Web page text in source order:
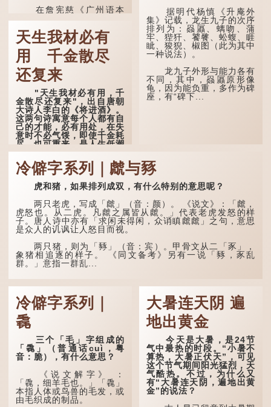
在詹宪慈《广州语本
语有曰『一个银钱大夿
夿』。」
「夿」形​​容大，「一个
银钱大夿夿」，就形容金钱
数量之大了。 「大夿夿十
万蚊」，就是说十万元是一
笔大数目了。...
天生我材必有
用 千金散尽
还复来
"天生我材必有用，千
金散尽还复来"，出自唐朝
大诗人李白的《将进酒》。
这两句诗寓意每个人都有自
己的才能，必有用处，在失
意时不必气馁，即使千金耗
尽，也可重来，是人生低潮
时激励向上的名句。
原诗写道："人生得意
须尽欢，莫使金樽空对月。
天生我材必有用，千金散尽
会须一饮三百杯。" 意思是
说：上天给了我才能，必然
有用到的地方；即使千金散
去，也终会重新得到。
李白作此诗时，大约是
天宝十一年。当时他已被唐
玄宗赐金放还约八年，这期
据明代杨慎《升庵外
集》记载，龙生九子的次序
排列为：赑屭、螭吻、蒲
牢、狴犴、饕餮、蚣蝮、睚
眦、狻猊、椒图（此为其中
一种说法）。
龙九子外形与能力各有
不同，其中，赑屭原形像
龟，因为能负重，多作为碑
座，有“碑下...
冷僻字系列｜虤与豩
虎和猪，如果排列成双，有什么特别的意思呢？
两只老虎，写成「虤」（音：颜）。 《说文》：「虤，
虎怒也。从二虎。凡虤之属皆从虤。」代表老虎发怒的样
子。唐人诗中亦有「求闲未得闲，众诮瞋虤虤」之句，意思
是众人的讥讽让人怒目而视。
两只猪，则为「豩」（音：宾）。甲骨文从二「豕」，
象猪相追逐的样子。 《同文备考》另有一说「豩，豕乱
群。」意指一群乱...
冷僻字系列｜
毳
三个「毛」字组成的
「毳」（普通话cuì，粤
音：脆），有什么意思？
《说文解字》 ：
「毳，细羊毛也。」「毳」
本指人体或鸟兽的毛发，或
由毛织成的制品。
大暑连天阴 遍
地出黄金
今天是大暑，是24节
气中最热的时段。“小暑不
算热，大暑正伏天”，可见
这个节气期间阳光猛烈，天
气酷热。不过，为什么又
有“大暑连天阴，遍地出黄
金”的说法？